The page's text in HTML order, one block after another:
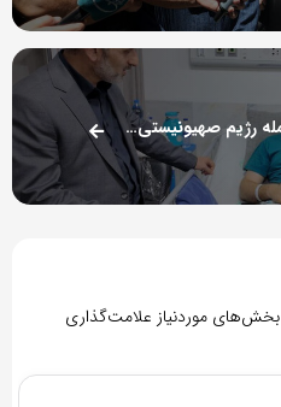
ملاقات جبلی با جانبازان حمله رژیم صهیونیستی به رسانه ملی
بخش‌های موردنیاز علامت‌گذاری